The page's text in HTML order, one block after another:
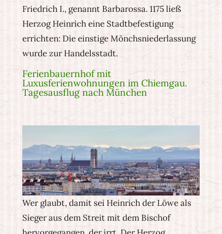
Friedrich I., genannt Barbarossa. 1175 ließ
Herzog Heinrich eine Stadtbefestigung
errichten: Die einstige Mönchsniederlassung
wurde zur Handelsstadt.
Ferienbauernhof mit
Luxusferienwohnungen im Chiemgau.
Tagesausflug nach München
Wer glaubt, damit sei Heinrich der Löwe als
Sieger aus dem Streit mit dem Bischof